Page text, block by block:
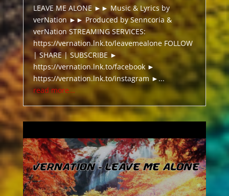
LEAVE ME ALONE ►► Music & Lyrics by
verNation ►► Produced by Senncoria &
verNation STREAMING SERVICES:
https://vernation.lnk.to/leavemealone FOLLOW
| SHARE | SUBSCRIBE ►
https://vernation.lnk.to/facebook ►
https://vernation.lnk.to/instagram ►...
read more...